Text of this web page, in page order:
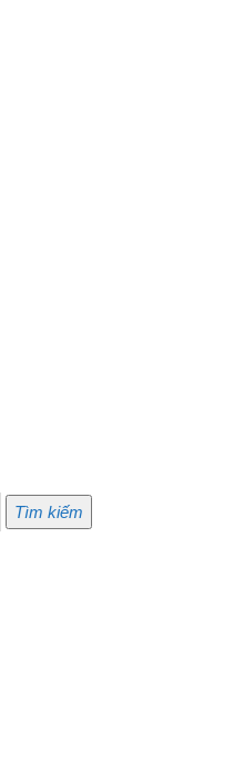
Tìm kiếm